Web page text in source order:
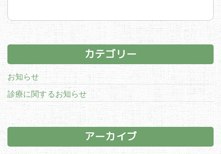
カテゴリー
お知らせ
診療に関するお知らせ
アーカイブ